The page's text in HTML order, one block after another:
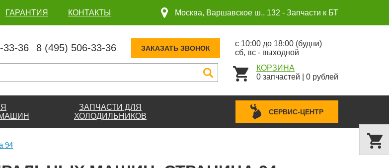
ГАРАНТИЯ КОНТАКТЫ Москва, Варшавское ш., 132 - Запчасти к БТ
33-36 8 (495) 506-33-36 ЗАКАЗАТЬ ЗВОНОК
с 10:00 до 18:00 (будни)
сб, вс - выходной
КОРЗИНА
0 запчастей 0 рублей
ЗАПЧАСТИ ДЛЯ
ХОЛОДИЛЬНИКОВ
СЕРВИС-ЦЕНТР
94